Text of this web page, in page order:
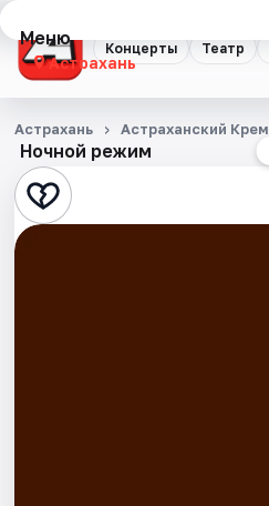
Концерты Театр
Меню
Астрахань
Концерты
Театр
Стендап
Ночной режим
Астрахань Астраханский